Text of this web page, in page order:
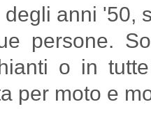
anni '50,
persone.
o in
per moto e